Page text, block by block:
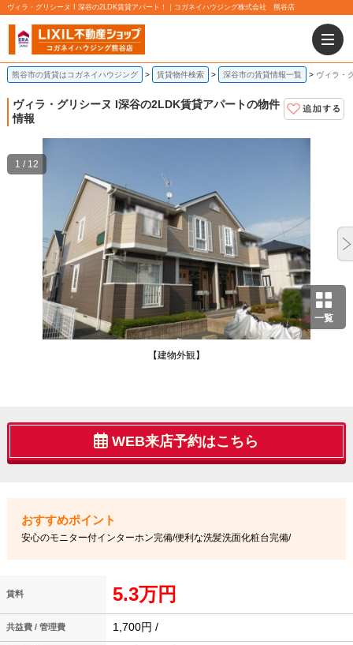
ヴィラ・グリシーヌ I 深谷の2LDK賃貸アパート！｜コガネイハウジング株式会社 熊谷店
熊谷市の賃貸はコガネイハウジング 賃貸物件検索 深谷市の賃貸情報一覧 ヴィラ・
ヴィラ・グリシーヌ I深谷の2LDK賃貸アパートの物件
情報
一覧
【建物外観】
1 / 12
WEB来店予約はこちら
安心のモニター付インターホン完備/便利な洗髪洗面化粧台完備/
賃料 5.3万円
共益費 / 管理費 1,700円 /